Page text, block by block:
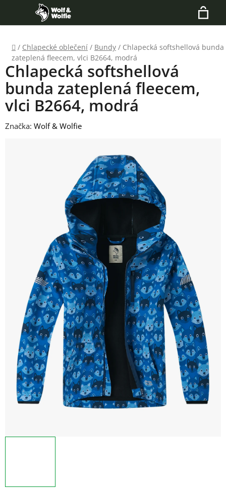
obsah
Hledat
Domů
/ Chlapecké oblečení / Bundy / Chlapecká softshellová bunda
zateplená fleecem, vlci B2664, modrá
Chlapecká softshellová
bunda zateplená fleecem,
vlci B2664, modrá
Značka: Wolf & Wolfie